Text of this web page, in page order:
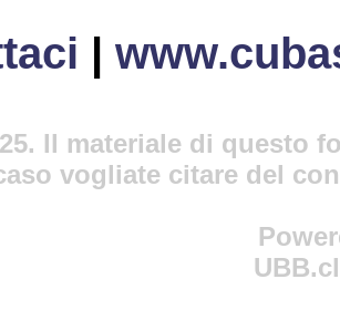
|
Il materiale di questo
vogliate citare del